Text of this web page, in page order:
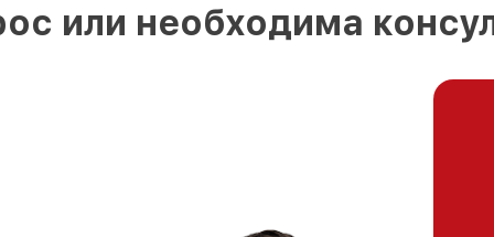
или необходима